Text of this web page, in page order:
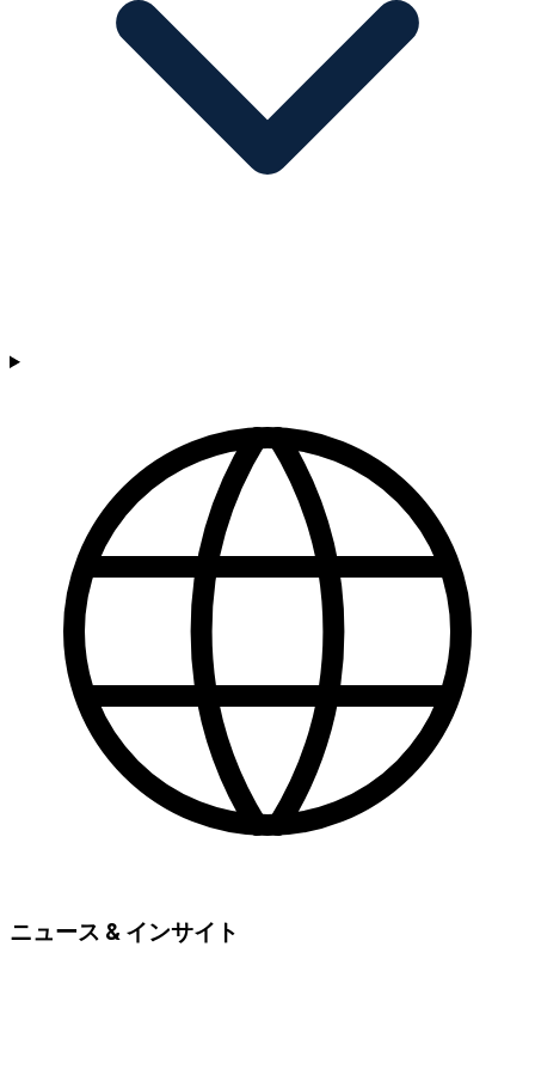
ニュース & インサイト